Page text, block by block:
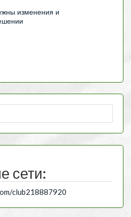
изменения и
сети:
club218887920